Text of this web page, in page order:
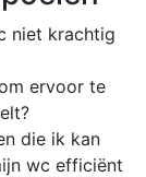
niet krachtig
ervoor te
die ik kan
wc efficiënt